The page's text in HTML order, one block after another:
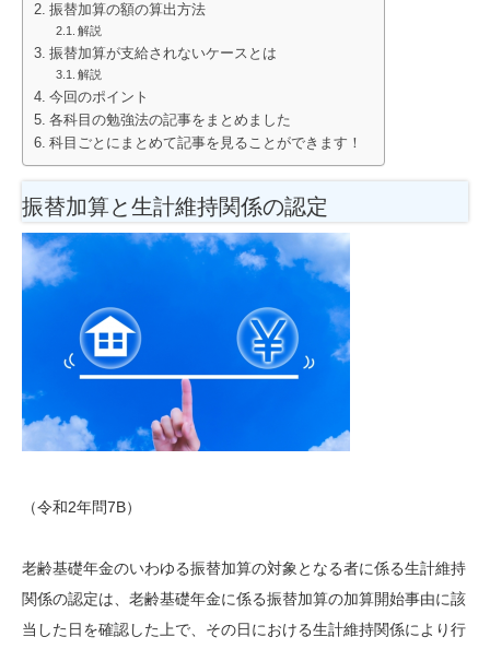
振替加算の額の算出方法
解説
振替加算が支給されないケースとは
解説
今回のポイント
各科目の勉強法の記事をまとめました
科目ごとにまとめて記事を見ることができます！
振替加算と生計維持関係の認定
（令和2年問7B）
老齢基礎年金のいわゆる振替加算の対象となる者に係る生計維持
関係の認定は、老齢基礎年金に係る振替加算の加算開始事由に該
当した日を確認した上で、その日における生計維持関係により行